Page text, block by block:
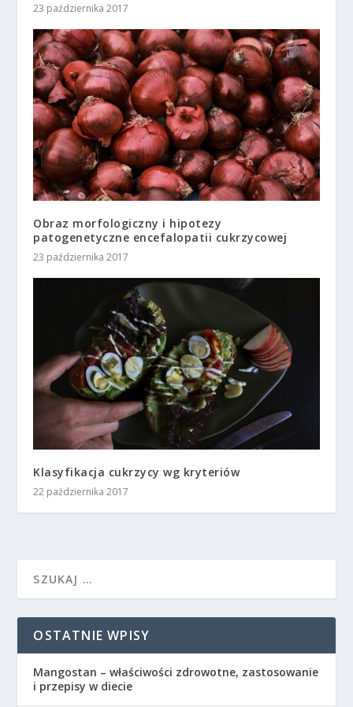
23 października 2017
Obraz morfologiczny i hipotezy
patogenetyczne encefalopatii cukrzycowej
23 października 2017
Klasyfikacja cukrzycy wg kryteriów
22 października 2017
OSTATNIE WPISY
Mangostan – właściwości zdrowotne, zastosowanie
i przepisy w diecie